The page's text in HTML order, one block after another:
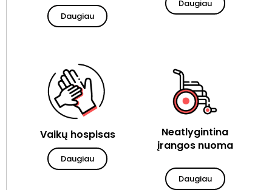
Daugiau
Daugiau
Vaikų hospisas
Daugiau
Neatlygintina
įrangos nuoma
Daugiau